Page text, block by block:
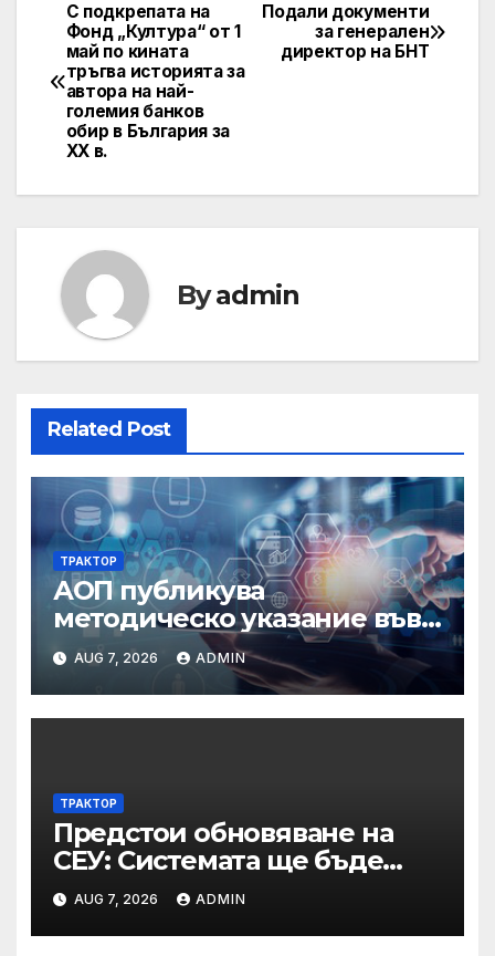
Post
navigation
Подали документи
за генерален
директор на БНТ
С подкрепата на
Фонд „Култура“ от 1
май по кината
тръгва историята за
автора на най-
големия банков
обир в България за
ХХ в.
Byadmin
Related Post
ТРАКТОР
АОП публикува
методическо указание във
връзка с промени в
основанията за
задължително
отстраняване на кандидати
AUG 7, 2026 ADMIN
ТРАКТОР
Предстои обновяване на
СЕУ: Системата ще бъде
временно недостъпна на 10
и 11 август 2026 г.
AUG 7, 2026 ADMIN